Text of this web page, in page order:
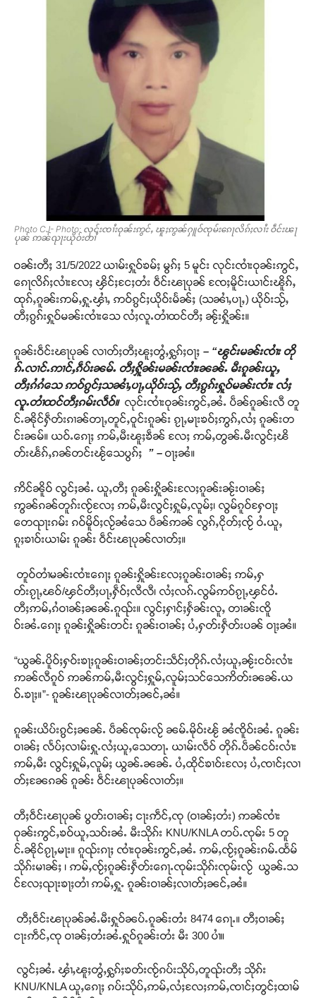
Photo CJ- Photo: လုင်းၸၢႆးဝုၼ်းဢွင်ႇ ၽူႈဢွၼ်ႁူဝ်ၸုမ်းၵေႃလိၵ်ႈလၢႆး ဝဵင်းၽႃ
ပုၼ် ဢၼ်ၺႃးယိုဝ်းတၢႆ
ဝၼ်းတီႈ 31/5/2022 ယၢမ်းႁူဝ်ၶမ်ႈ မွၵ်ႈ 5 မူင်း လုင်းၸၢႆးဝုၼ်းဢွင်ႇ
ၵေႃလိၵ်ႈလၢႆးလႄႈ ၾိင်ႈငႄႈတႆး ဝဵင်းၽႃပုၼ် ၸႄႈမိူင်းယၢင်းၽိူၵ်ႇ
ထုၵ်ႇၵူၼ်းဢမ်ႇႁူႉၾၢႆႇ ဢဝ်ၵွင်ႈယိုဝ်းမႅၼ်ႈ (သၼၢႆႇပႃႇ) ယိုဝ်းသႂ်ႇ
တီႈၵွၵ်းႁူဝ်မၼ်းၸၢႆးသေ လႆႈလူႉတၢႆထင်တီႈ ၼႂ်းႁိူၼ်း။
ၵူၼ်းဝဵင်းၽႃပုၼ် လၢတ်ႈတီႈၽူႈတွႆႇႁွၵ်ႈဝႃႈ – “ၽွင်းမၼ်းၸၢႆး တို
ၵ်ႉလၢင်ႉဢၢင်ႇၵဵပ်းၼမ်ႉ တီႈႁိူၼ်းမၼ်းၸၢႆးၼၼ်ႉ မီးၵူၼ်းယူႇ
တီႈၵႆၵႆသေ ဢဝ်ၵွင်ႈသၼၢႆႇပႃႇယိုဝ်းသႂ်ႇ တီႈၵွၵ်းႁူဝ်မၼ်းၸၢႆး လႆႈ
လူႉတၢႆထင်တီႈၵမ်းလဵဝ်။ လုင်းၸၢႆးဝုၼ်းဢွင်ႇၼႆႉ ပဵၼ်ၵူၼ်းလီ တူ
င်ႉၼိုင်ႁဵတ်းၵၢၼ်တႃႇတူင်ႇဝူင်းၵူၼ်း ၵႂႃႇမႃးၶဝ်ႈဢွၵ်ႇလႆႈ ၵူၼ်းတ
င်းၼမ်။ ယဝ်ႉၵေႃႈ ဢမ်ႇမီးၽူႈၶဵၼ် လႄႈ ဢမ်ႇတွၼ်ႉမီးလွင်ႈၽိ
တ်းၽႅၵ်ႇၵၼ်တင်းၽႂ်သေပွၵ်ႈ ” – ဝႃႈၼႆ။
ဢိင်ၼိူဝ် လွင်ႈၼႆႉ ယူႇတီႈ ၵူၼ်းႁိူၼ်းလႄႈၵူၼ်းၼႂ်းဝၢၼ်ႈ
ဢွၼ်ၵၼ်တူၵ်းၸႂ်လႄႈ ဢမ်ႇမီးလွင်ႈႁူမ်ႇလူမ်ႈ၊ လွမ်ၵူဝ်ႁႄဝႃႈ
တေၺႃးၵမ်း ၵဝ်မိူဝ်ႈလႂ်ၼႆသေ ပဵၼ်ဢၼ် လွၵ်ႇငိုတ်ႈၸႂ် ဝႆႉယူႇ
ၵူႈၶၢဝ်းယၢမ်း ၵူၼ်း ဝဵင်းၽႃပုၼ်လၢတ်ႈ။
တူဝ်တၢႆမၼ်းၸၢႆးၵေႃႈ ၵူၼ်းႁိူၼ်းလႄႈၵူၼ်းဝၢၼ်ႈ ဢမ်ႇႁ
တ်းၵႂႃႇၽဝ်/ၾင်တီႈပႃႇႁဵဝ်ႈလီလီ၊ လႆႈလၵ်ႉလွမ်ဢဝ်ၵႂႃႇၾင်ဝႆႉ
တီႈဢမ်ႇၵႆဝၢၼ်ႈၼၼ်ႉၵူၺ်း။ လွင်ႈႁၢင်ႈႁႅၼ်းလူႇ တၢၼ်းၸိူ
ဝ်းၼႆႉၵေႃႈ ၵူၼ်းႁိူၼ်းတင်း ၵူၼ်းဝၢၼ်ႈ ပႆႇႁတ်းႁဵတ်းပၼ် ဝႃႈၼႆ။
“ယွၼ်ႉပိူဝ်ႈႁဝ်းၶႃႈၵူၼ်းဝၢၼ်ႈတင်းသဵင်ႈတိုၵ်ႉလႆႈယူႇၼႂ်းငဝ်းလၢႆး
ဢၼ်လီၵူဝ် ဢၼ်ဢမ်ႇမီးလွင်ႈႁူမ်ႇလူမ်ႈသင်သေဢိတ်းၼၼ်ႉယ
ဝ်ႉၶႃႈ။”- ၵူၼ်းၽႃပုၼ်လၢတ်ႈၼင်ႇၼႆ။
ၵူၼ်းယိပ်းၵွင်ႈၼၼ်ႉ ပဵၼ်ၸုမ်းလႂ် ၼမ်ႉမိုဝ်းၽႂ် ၼႆၸိူဝ်းၼႆႉ ၵူၼ်း
ဝၢၼ်ႈ လႅပ်ႈလၢမ်းႁူႉလႆႈယူႇသေတႃႉ ယၢမ်းလဵဝ် တိုၵ်ႉပဵၼ်ငဝ်းလၢႆး
ဢမ်ႇမီး လွင်ႈႁူမ်ႇလူမ်ႈ ယွၼ်ႉၼၼ်ႉ ပႆႇထိုင်ၶၢဝ်းလႄႈ ပႆႇၸၢင်ႈလၢ
တ်ႈၼႄၵၼ် ၵူၼ်း ဝဵင်းၽႃပုၼ်လၢတ်ႈ။
တီႈဝဵင်းၽႃပုၼ် ပွတ်းဝၢၼ်ႈ ငႃးဢဵင်ႇၸု (ဝၢၼ်ႈတႆး) ဢၼ်ၸၢႆး
ဝုၼ်းဢွင်ႇၶဝ်ယူႇသဝ်းၼႆႉ မီးသိုၵ်း KNU/KNLA တပ်ႉၸုမ်း 5 တူ
င်ႉၼိုင်ၵႂႃႇမႃး။ ၵူၺ်းၵႃႈ ၸၢႆးဝုၼ်းဢွင်ႇၼႆႉ ဢမ်ႇၸႂ်ႈၵူၼ်းၵမ်ႉထႅမ်
သိုၵ်းမၢၼ်ႈ ၊ ဢမ်ႇၸႂ်ႈၵူၼ်းႁဵတ်းၵေႃႉၸုမ်းသိုၵ်းၸုမ်းလႂ် ယွၼ်ႉသ
င်လႄႈၺႃးၶႃႈတၢႆ ဢမ်ႇႁူႉ ၵူၼ်းဝၢၼ်ႈလၢတ်ႈၼင်ႇၼႆ။
တီႈဝဵင်းၽႃပုၼ်ၼႆႉမီးႁူဝ်ၼပ်ႉၵူၼ်းတႆး 8474 ၵေႃႉ။ တီႈဝၢၼ်ႈ
ငႃးဢဵင်ႇၸု ဝၢၼ်ႈတႆးၼႆႉႁူဝ်ၵူၼ်းတႆး မီး 300 ပၢႆ။
လွင်ႈၼႆႉ ၾၢႆႇၽူႈတွႆႇႁွၵ်ႈၶတ်းၸႂ်ၵပ်းသိုပ်ႇတူၺ်းတီႈ သိုၵ်း
KNU/KNLA ယူႇၵေႃႈ ၵပ်းသိုပ်ႇဢမ်ႇလႆႈလႄႈဢမ်ႇၸၢင်ႈတွင်ႈထၢမ်